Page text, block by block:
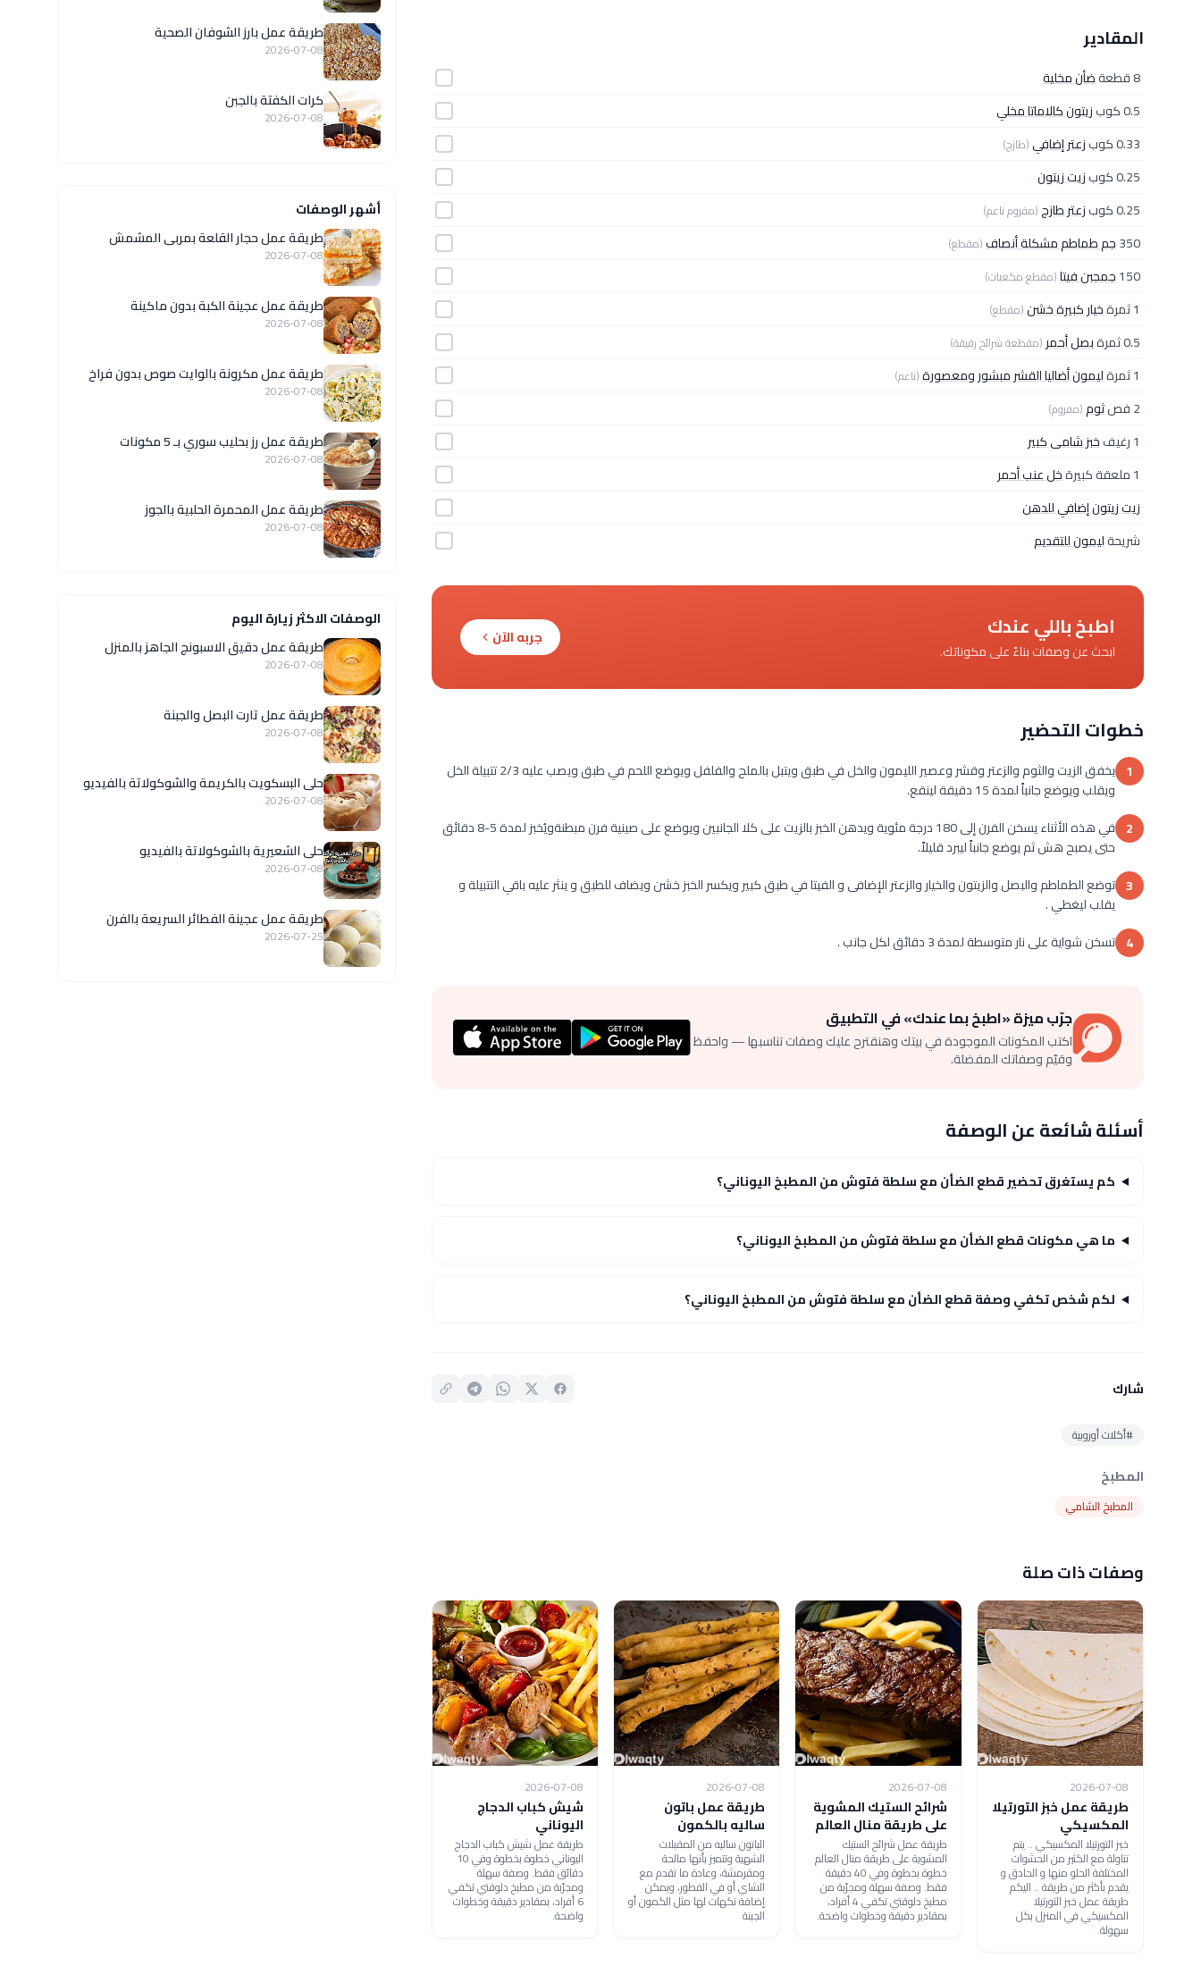
المقادير
8 قطعة
ضأن مخلية
0.5 كوب
زيتون كالاماتا مخلي
0.33 كوب
زعتر إضافي (طازج)
0.25 كوب
زيت زيتون
0.25 كوب
زعتر طازج(مفروم ناعم)
350جم طماطم مشكلة أنصاف(مقطع)
150جمجبن فيتا(مقطع مكعبات)
1 ثمرة خيار كبيرة خشن(مقطع)
0.5 ثمرة بصل أحمر (مقطعة شرائح رقيقة)
1 ثمرة ليمون أضاليا القشر مبشور ومعصورة(ناعم)
2 فص ثوم(مفروم)
1 رغيف
خبز شامى كبير
1 ملعقة كبيرة
خل عنب أحمر
زيت زيتون إضافي للدهن
شريحةليمون للتقديم
اطبخ باللي عندك
ابحث عن وصفات بناءً على مكوناتك.
جربه الآن
خطوات التحضير
1
يخفق الزيت والثوم والزعتر وقشر وعصير الليمون والخل في طبق ويتبل بالملح والفلفل ويوضع اللحم في طبق ويصب عليه 2/3 تتبيلة الخل
ويقلب ويوضع جانباً لمدة 15 دقيقة لينقع.
2
في هذه الأثناء يسخن الفرن إلى 180 درجة مئوية ويدهن الخبز بالزيت على كلا الجانبين ويوضع على صينية فرن مبطنةويُخبز لمدة 5-8 دقائق
حتى يصبح هش ثم يوضع جانباً ليبرد قليلاً.
3 توضع الطماطم والبصل والزيتون والخيار والزعتر الإضافى و الفيتا في طبق كبير ويكسر الخبز خشن ويضاف للطبق و ينثر عليه باقي التتبيلة و
يقلب ليغطي .
4 تسخن شواية على نار متوسطة لمدة 3 دقائق لكل جانب .
جرّب ميزة «اطبخ بما عندك» في التطبيق
اكتب المكونات الموجودة في بيتك وهنقترح عليك وصفات تناسبها — واحفظ
وقيّم وصفاتك المفضلة.
أسئلة شائعة عن الوصفة
كم يستغرق تحضير قطع الضأن مع سلطة فتوش من المطبخ اليوناني؟
ما هي مكونات قطع الضأن مع سلطة فتوش من المطبخ اليوناني؟
لكم شخص تكفي وصفة قطع الضأن مع سلطة فتوش من المطبخ اليوناني؟
شارك
#أكلات أوروبية
المطبخ
المطبخ الشامي
وصفات ذات صلة
2026-07-08
طريقة عمل خبز التورتيلا
المكسيكي
خبز التورتيلا المكسيكي .. يتم
تناولة مع الكثير من الحشوات
المختلفة الحلو منها و الحادق و
يقدم بأكثر من طريقة .. اليكم
طريقة عمل خبز التورتيلا
المكسيكي في المنزل بكل
سهولة
2026-07-08
شرائح الستيك المشوية
على طريقة منال العالم
طريقة عمل شرائح الستيك
المشوية على طريقة منال العالم
خطوة بخطوة وفي 40 دقيقة
فقط. وصفة سهلة ومجرّبة من
مطبخ دلوقتي تكفي 4 أفراد،
بمقادير دقيقة وخطوات واضحة.
2026-07-08
طريقة عمل باتون
ساليه بالكمون
الباتون ساليه من المقبلات
الشهية وتتميز بأنها مالحة
ومقرمشة، وعادة ما تقدم مع
الشاي أو في الفطور، ويمكن
إضافة نكهات لها مثل الكمون أو
الجبنة
2026-07-08
شيش كباب الدجاج
اليوناني
طريقة عمل شيش كباب الدجاج
اليوناني خطوة بخطوة وفي 10
دقائق فقط. وصفة سهلة
ومجرّبة من مطبخ دلوقتي تكفي
6 أفراد، بمقادير دقيقة وخطوات
واضحة.
طريقة عمل بارز الشوفان الصحية
2026-07-08
كرات الكفتة بالجبن
2026-07-08
أشهر الوصفات
طريقة عمل حجار القلعة بمربى المشمش
2026-07-08
طريقة عمل عجينة الكبة بدون ماكينة
2026-07-08
طريقة عمل مكرونة بالوايت صوص بدون فراخ
2026-07-08
طريقة عمل رز بحليب سوري بـ 5 مكونات
2026-07-08
طريقة عمل المحمرة الحلبية بالجوز
2026-07-08
الوصفات الاكثر زيارة اليوم
طريقة عمل دقيق الاسبونج الجاهز بالمنزل
2026-07-08
طريقة عمل تارت البصل والجبنة
2026-07-08
حلى البسكويت بالكريمة والشوكولاتة بالفيديو
2026-07-08
حلى الشعيرية بالشوكولاتة بالفيديو
2026-07-08
طريقة عمل عجينة الفطائر السريعة بالفرن
2026-07-25